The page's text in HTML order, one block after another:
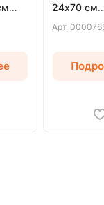
24х70 см
(Бежевый)
Арт.